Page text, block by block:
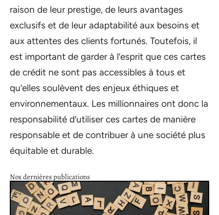
raison de leur prestige, de leurs avantages
exclusifs et de leur adaptabilité aux besoins et
aux attentes des clients fortunés. Toutefois, il
est important de garder à l’esprit que ces cartes
de crédit ne sont pas accessibles à tous et
qu’elles soulèvent des enjeux éthiques et
environnementaux. Les millionnaires ont donc la
responsabilité d’utiliser ces cartes de manière
responsable et de contribuer à une société plus
équitable et durable.
Nos dernières publications